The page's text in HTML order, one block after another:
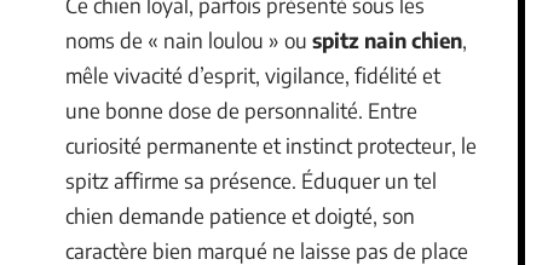
noms de « nain loulou » ou spitz nain chien,
mêle vivacité d’esprit, vigilance, fidélité et
une bonne dose de personnalité. Entre
curiosité permanente et instinct protecteur, le
spitz affirme sa présence. Éduquer un tel
chien demande patience et doigté, son
caractère bien marqué ne laisse pas de place